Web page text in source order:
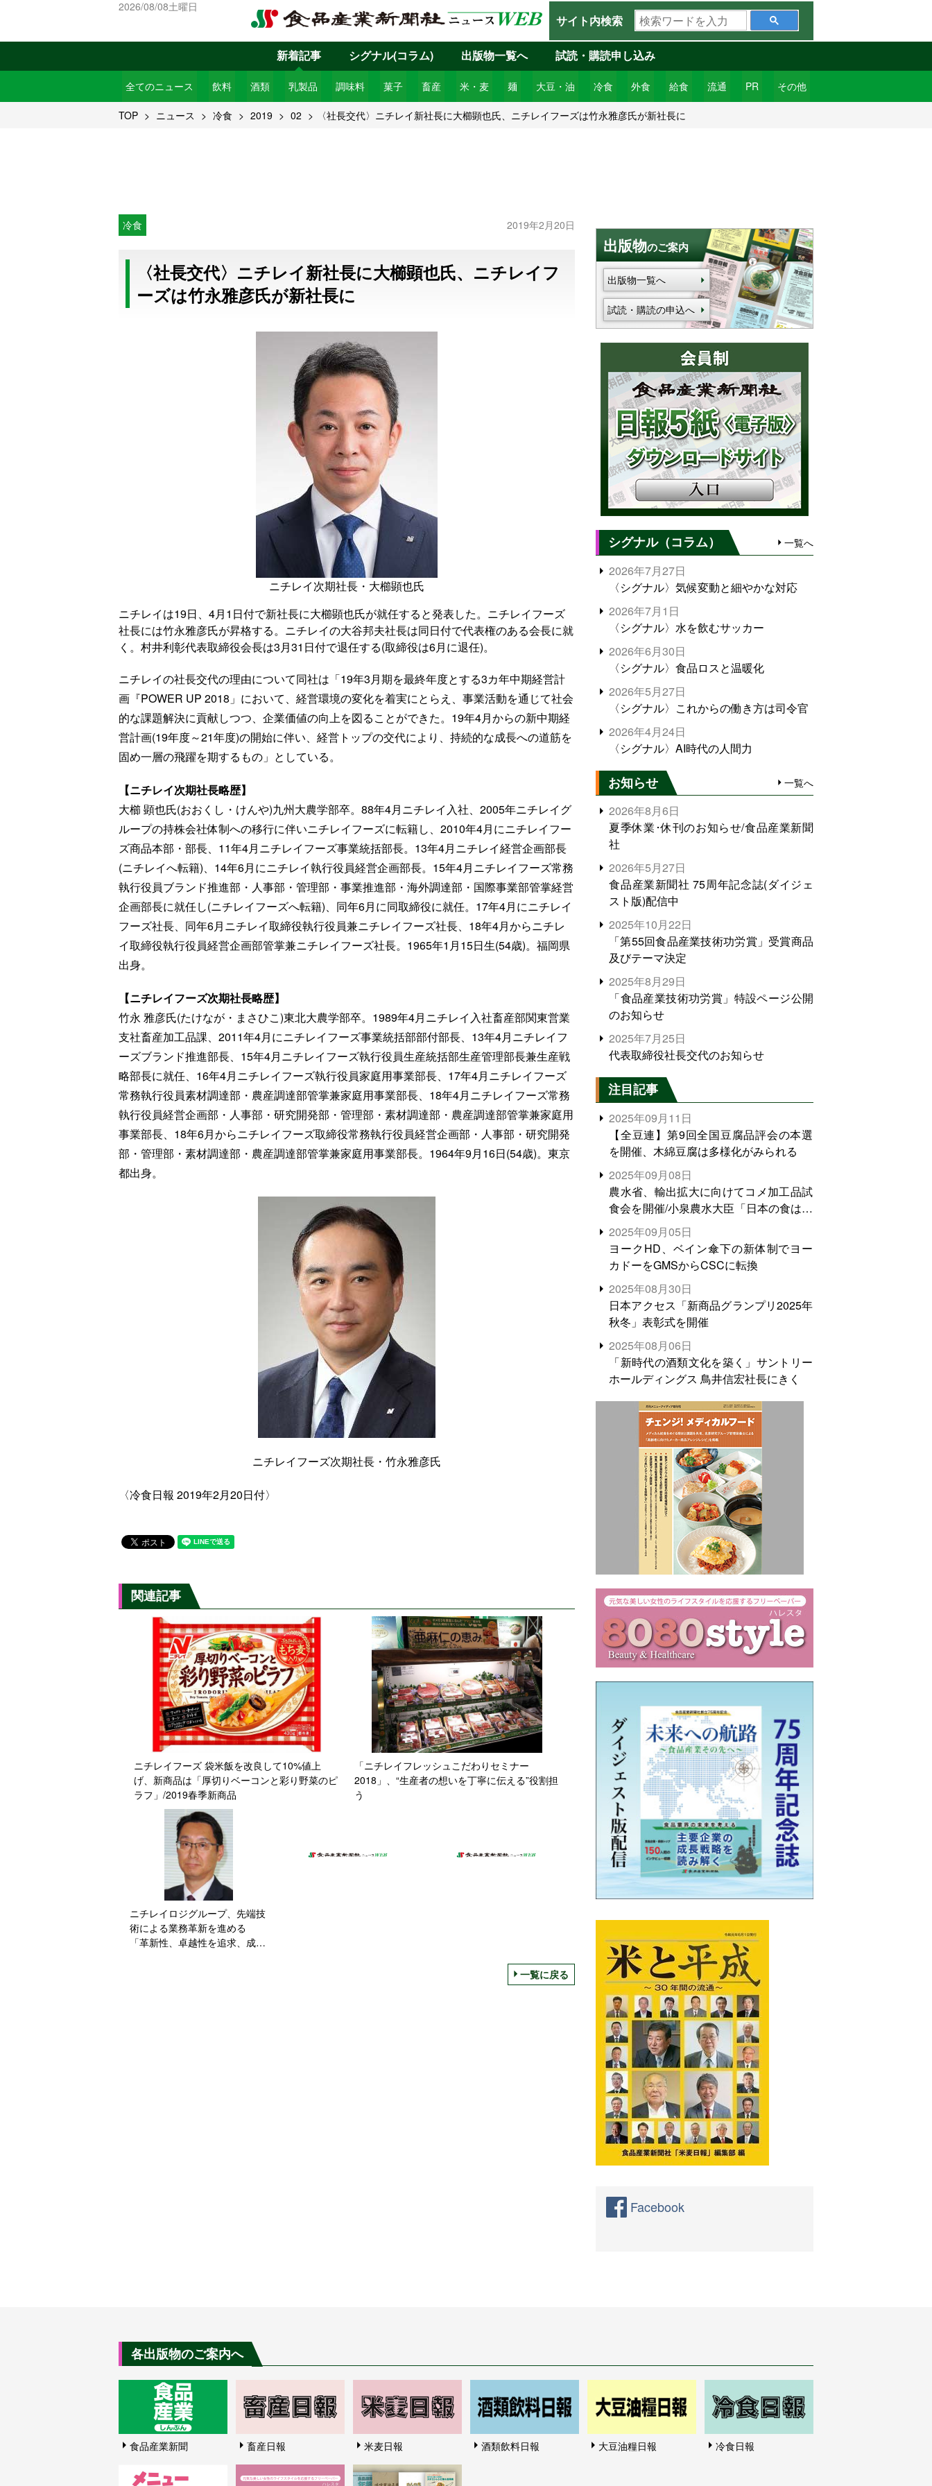
2026/08/08土曜日
サイト内検索
検
索
ワ
ー
ド
を
入
新着記事
全てのニュース 飲料 酒類 乳製品 調味料 菓子 畜産 米・麦 麺 大豆・油 冷食 外食 給食 流通 PR その他
シグナル(コラム) 出版物一覧へ 試読・購読申し込み
TOP ニュース 冷食 2019 02 〈社長交代〉ニチレイ新社長に大櫛顕也氏、ニチレイフーズは竹永雅彦氏が新社長に
冷食 2019年2月20日
〈社長交代〉ニチレイ新社長に大櫛顕也氏、ニチレイフ
ーズは竹永雅彦氏が新社長に
ニチレイ次期社長・大櫛顕也氏
ニチレイは19日、4月1日付で新社長に大櫛顕也氏が就任すると発表した。ニチレイフーズ
社長には竹永雅彦氏が昇格する。ニチレイの大谷邦夫社長は同日付で代表権のある会長に就
く。村井利彰代表取締役会長は3月31日付で退任する(取締役は6月に退任)。
ニチレイの社長交代の理由について同社は「19年3月期を最終年度とする3カ年中期経営計
画『POWER UP 2018」において、経営環境の変化を着実にとらえ、事業活動を通じて社会
的な課題解決に貢献しつつ、企業価値の向上を図ることができた。19年4月からの新中期経
営計画(19年度～21年度)の開始に伴い、経営トップの交代により、持続的な成長への道筋を
固め一層の飛躍を期するもの」としている。
【ニチレイ次期社長略歴】
大櫛 顕也氏(おおくし・けんや)九州大農学部卒。88年4月ニチレイ入社、2005年ニチレイグ
ループの持株会社体制への移行に伴いニチレイフーズに転籍し、2010年4月にニチレイフー
ズ商品本部・部長、11年4月ニチレイフーズ事業統括部長。13年4月ニチレイ経営企画部長
(ニチレイへ転籍)、14年6月にニチレイ執行役員経営企画部長。15年4月ニチレイフーズ常務
執行役員ブランド推進部・人事部・管理部・事業推進部・海外調達部・国際事業部管掌経営
企画部長に就任し(ニチレイフーズへ転籍)、同年6月に同取締役に就任。17年4月にニチレイ
フーズ社長、同年6月ニチレイ取締役執行役員兼ニチレイフーズ社長、18年4月からニチレ
イ取締役執行役員経営企画部管掌兼ニチレイフーズ社長。1965年1月15日生(54歳)。福岡県
出身。
【ニチレイフーズ次期社長略歴】
竹永 雅彦氏(たけなが・まさひこ)東北大農学部卒。1989年4月ニチレイ入社畜産部関東営業
支社畜産加工品課、2011年4月にニチレイフーズ事業統括部部付部長、13年4月ニチレイフ
ーズブランド推進部長、15年4月ニチレイフーズ執行役員生産統括部生産管理部長兼生産戦
略部長に就任、16年4月ニチレイフーズ執行役員家庭用事業部長、17年4月ニチレイフーズ
常務執行役員素材調達部・農産調達部管掌兼家庭用事業部長、18年4月ニチレイフーズ常務
執行役員経営企画部・人事部・研究開発部・管理部・素材調達部・農産調達部管掌兼家庭用
事業部長、18年6月からニチレイフーズ取締役常務執行役員経営企画部・人事部・研究開発
部・管理部・素材調達部・農産調達部管掌兼家庭用事業部長。1964年9月16日(54歳)。東京
都出身。
ニチレイフーズ次期社長・竹永雅彦氏
〈冷食日報 2019年2月20日付〉
関連記事
ニチレイフーズ 袋米飯を改良して10%値上
げ、新商品は「厚切りベーコンと彩り野菜のピ
ラフ」/2019春季新商品
「ニチレイフレッシュこだわりセミナー
2018」、“生産者の想いを丁寧に伝える”役割担
う
ニチレイロジグループ、先端技
術による業務革新を進める
「革新性、卓越性を追求、成長
一覧に戻る
出版物のご案内
出版物一覧へ
試読・購読の申込へ
シグナル（コラム） 一覧へ
2026年7月27日
〈シグナル〉気候変動と細やかな対応
2026年7月1日
〈シグナル〉水を飲むサッカー
2026年6月30日
〈シグナル〉食品ロスと温暖化
2026年5月27日
〈シグナル〉これからの働き方は司令官
2026年4月24日
〈シグナル〉AI時代の人間力
お知らせ 一覧へ
2026年8月6日
夏季休業･休刊のお知らせ/食品産業新聞
社
2026年5月27日
食品産業新聞社 75周年記念誌(ダイジェ
スト版)配信中
2025年10月22日
「第55回食品産業技術功労賞」受賞商品
及びテーマ決定
2025年8月29日
「食品産業技術功労賞」特設ページ公開
のお知らせ
2025年7月25日
代表取締役社長交代のお知らせ
注目記事
2025年09月11日
【全豆連】第9回全国豆腐品評会の本選
を開催、木綿豆腐は多様化がみられる
2025年09月08日
農水省、輸出拡大に向けてコメ加工品試
食会を開催/小泉農水大臣「日本の食は世
界でトップをとれる。米増産に向けて、
米輸出需要の拡大を」
2025年09月05日
ヨークHD、ベイン傘下の新体制でヨー
カドーをGMSからCSCに転換
2025年08月30日
日本アクセス「新商品グランプリ2025年
秋冬」表彰式を開催
2025年08月06日
「新時代の酒類文化を築く」サントリー
ホールディングス 鳥井信宏社長にきく
Facebook
各出版物のご案内へ
食品産業新聞 畜産日報 米麦日報 酒類飲料日報 大豆油糧日報 冷食日報